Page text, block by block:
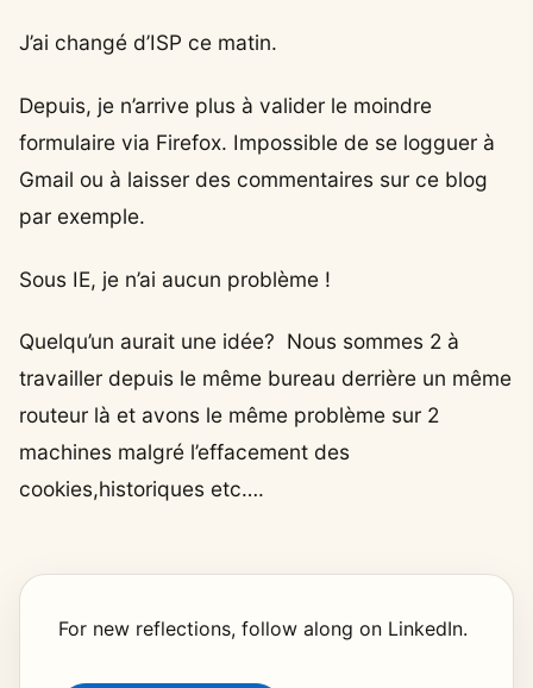
J’ai changé d’ISP ce matin.
Depuis, je n’arrive plus à valider le moindre
formulaire via Firefox. Impossible de se logguer à
Gmail ou à laisser des commentaires sur ce blog
par exemple.
Sous IE, je n’ai aucun problème !
Quelqu’un aurait une idée? Nous sommes 2 à
travailler depuis le même bureau derrière un même
routeur là et avons le même problème sur 2
machines malgré l’effacement des
cookies,historiques etc….
For new reflections, follow along on LinkedIn.